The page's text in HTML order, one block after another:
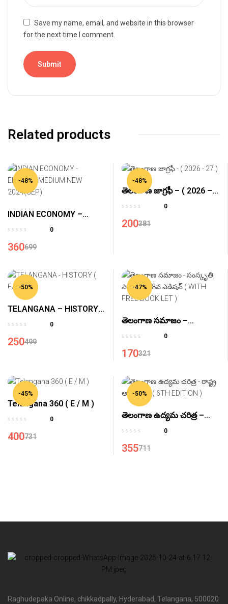
Save my name, email, and website in this browser
for the next time I comment.
Related products
-48%
INDIAN ECONOMY –
ENGLISH MEDIUM NEW
0
699
360
-48%
తెలంగాణ జాగ్రఫీ – ( 2026 –
27 )
0
381
200
-50%
TELANGANA – HISTORY (
E/M )
0
499
250
-47%
తెలంగాణ సమాజం –
సంస్కృతి, సాహిత్యం -8వ
LET )
0
321
170
-45%
Telangana 360 ( E / M )
0
731
400
-50%
తెలంగాణ ఉద్యమ చరిత్ర –
రాష్ట్ర ఆవిర్భావం ( 6TH
0
711
355
Raghudepaka Online, chikkadpally, Hyderabad, Telangana, 500020